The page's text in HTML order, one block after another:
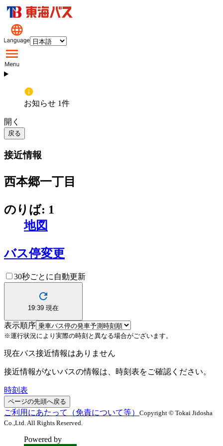
お知らせ 1件
開く
戻る
接近情報
西本郷一丁目
のりば: 1
地図
バス停変更
30秒ごとに自動更新
19:39 現在
表示順序
※運行状況により実際の時刻と異なる場合がございます。
現在バス接近情報はありません
接近情報がないバスの情報は、時刻表をご確認ください。
時刻表
ページの先頭へ戻る
ご利用にあたって（免責について等） Copyright © Tokai Jidosha
Co.,Ltd. All Rights Reserved.
Powered by